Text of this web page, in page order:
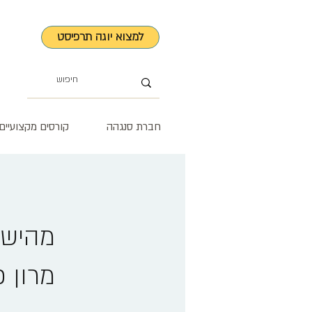
למצוא יוגה תרפיסט
חברת סנגהה קורסים מקצועיים
מרון